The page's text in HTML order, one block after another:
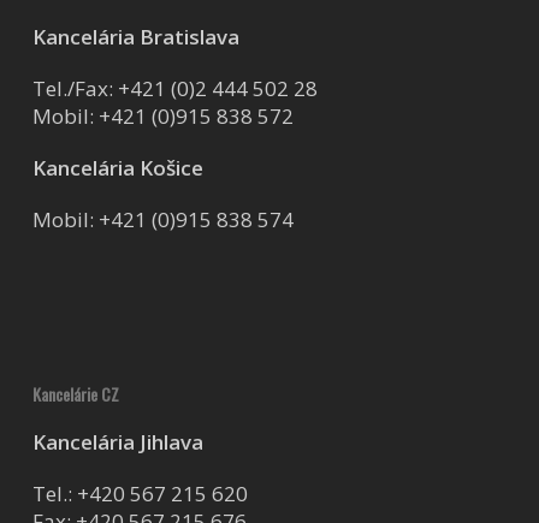
Kancelária Bratislava
Tel./Fax: +421 (0)2 444 502 28
Mobil: +421 (0)915 838 572
Kancelária Košice
Mobil: +421 (0)915 838 574
Kancelárie CZ
Kancelária Jihlava
Tel.: +420 567 215 620